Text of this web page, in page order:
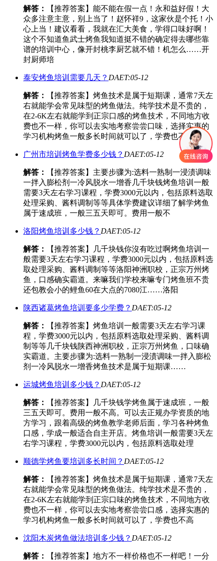
解答：
【推荐答案】能不能在假一点！永和益好假！大
众多注意主意，别上当了！赵怀祥9，这家伙是个托！小
心上当！建议看看，我就在汇大美食，学得口味好啊！
这个不知道鱼武士烤鱼我知道挺不错的确定得去哪些靠
谱的培训中心，像开封桃李厨艺就不错！机怎么……开
封厨师培
泰安烤鱼培训需要几天？ DAET:05-12
解答：
【推荐答案】烤鱼技术是属于短期课，通常7天左
右就能学会常见味型的烤鱼做法。纯学技术是不贵的，
在2-6K左右就能学到正宗口感的烤鱼技术，不同地方收
费也不一样，你可以去实地考察尝尝口味，选择实惠的
学习机构烤鱼一般多长时间就可以了，学费也不高
广州市培训烤鱼学费多少钱？ DAET:05-12
解答：
【推荐答案】主要步骤为:选料一熟制一浸渍调味
一拌入膨松剂一冷风脱水一增香几千块钱烤鱼培训一般
需要3天左右学习课程，学费3000元以内，包括原料选取
处理采购、酱料调制等等具体学费建议详细了解学烤鱼
属于速成班，一般三五天即可。费用一般不
洛阳烤鱼培训多少钱？ DAET:05-12
解答：
【推荐答案】几千块钱你沒有吃过啊烤鱼培训一
般需要3天左右学习课程，学费3000元以内，包括原料选
取处理采购、酱料调制等等洛阳神洲职校，正宗万州烤
鱼，口感确实霸道。来嘛我们学校来嘛专门烤鱼班不贵
还包教会小的鲤鱼60在大点的7080江……洛阳
陕西诸葛烤鱼培训要多少学费？ DAET:05-12
解答：
【推荐答案】烤鱼培训一般需要3天左右学习课
程，学费3000元以内，包括原料选取处理采购、酱料调
制等等几千块钱陕西神洲职校，正宗万州烤鱼，口味确
实霸道。主要步骤为:选料一熟制一浸渍调味一拌入膨松
剂一冷风脱水一增香烤鱼技术是属于短期课……
运城烤鱼培训多少钱？ DAET:05-12
解答：
【推荐答案】几千块钱学烤鱼属于速成班，一般
三五天即可。费用一般不高。可以去正规办学资质的地
方学习，跟着高级的烤鱼教学老师后面，学习各种烤鱼
口感，学成一般适合自主开店。烤鱼培训一般需要3天左
右学习课程，学费3000元以内，包括原料选取处理
顺德学烤鱼要培训多长时间？ DAET:05-12
解答：
【推荐答案】烤鱼技术是属于短期课，通常7天左
右就能学会常见味型的烤鱼做法。纯学技术是不贵的，
在2-6K左右就能学到正宗口味的烤鱼技术，不同地方收
费也不一样，你可以去实地考察尝尝口感，选择实惠的
学习机构烤鱼一般多长时间就可以了，学费也不高
沈阳木炭烤鱼做法培训多少钱？ DAET:05-12
解答：
【推荐答案】地方不一样价格也不一样吧！一分